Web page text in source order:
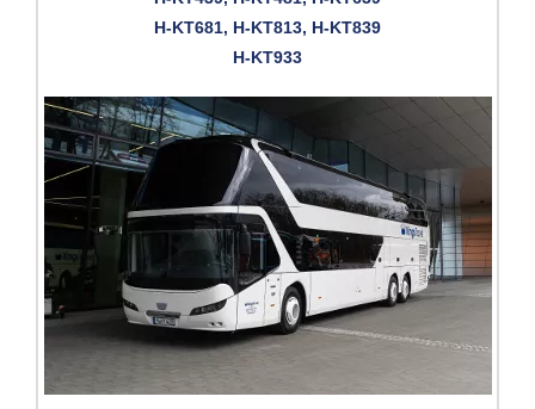
H-KT681, H-KT813, H-KT839
H-KT933